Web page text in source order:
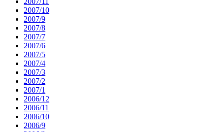
2007/10
2007/9
2007/8
2007/7
2007/6
2007/5
2007/4
2007/3
2007/2
2007/1
2006/12
2006/11
2006/10
2006/9